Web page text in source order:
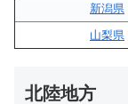
新潟県
山梨県
北陸地方